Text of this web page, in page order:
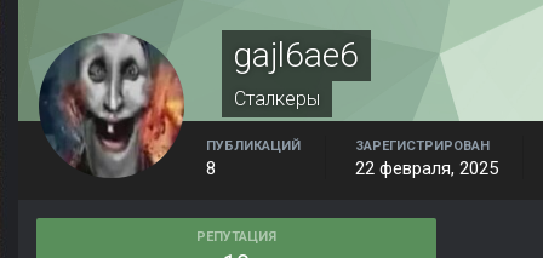
gajl6ae6
Сталкеры
ПУБЛИКАЦИЙ
8
ЗАРЕГИСТРИРОВАН
22 февраля, 2025
РЕПУТАЦИЯ